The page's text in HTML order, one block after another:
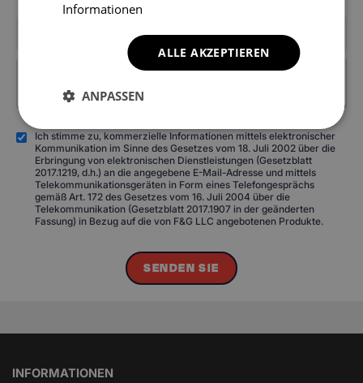
Ich stimme zu, kommerzielle Informationen mittels elektronischer
Kommunikation im Sinne des Gesetzes vom 18. Juli 2002 über die
Erbringung von elektronischen Dienstleistungen (Gesetzblatt
2017.1219, d.h.) an die angegebene E-Mail-Adresse und mittels
Telekommunikationsgeräten in Form eines Telefongesprächs
gemäß Art. 172 des Gesetzes vom 16. Juli 2004 über die
Telekommunikation (Gesetzblatt 2017.1907 in der geänderten
Fassung) in Bezug auf die von F&G LLC angebotenen Produkte.
SENDEN SIE
INFORMATIONEN
Informationen
ALLE AKZEPTIEREN
ANPASSEN